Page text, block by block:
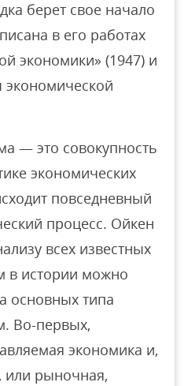
берет свое начало
в его работах
экономики» (1947) и
— это совокупность
экономических
повседневный
процесс. Ойкен
всех известных
в истории можно
основных типа
Во-первых,
экономика и,
или рыночная,